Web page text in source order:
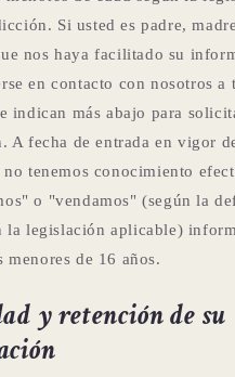
Si usted es padre,
nos haya facilitado su
en contacto con nosotros a
indican más abajo para
A fecha de entrada en vigor
tenemos conocimiento
o "vendamos" (según la
la legislación aplicable)
menores de 16 años.
y retención de su